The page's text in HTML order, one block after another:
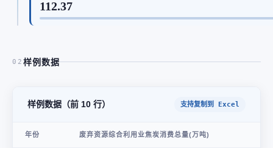
112.37
02 样例数据
样例数据（前 10 行） 支持复制到 Excel
年份 废弃资源综合利用业焦炭消费总量(万吨)